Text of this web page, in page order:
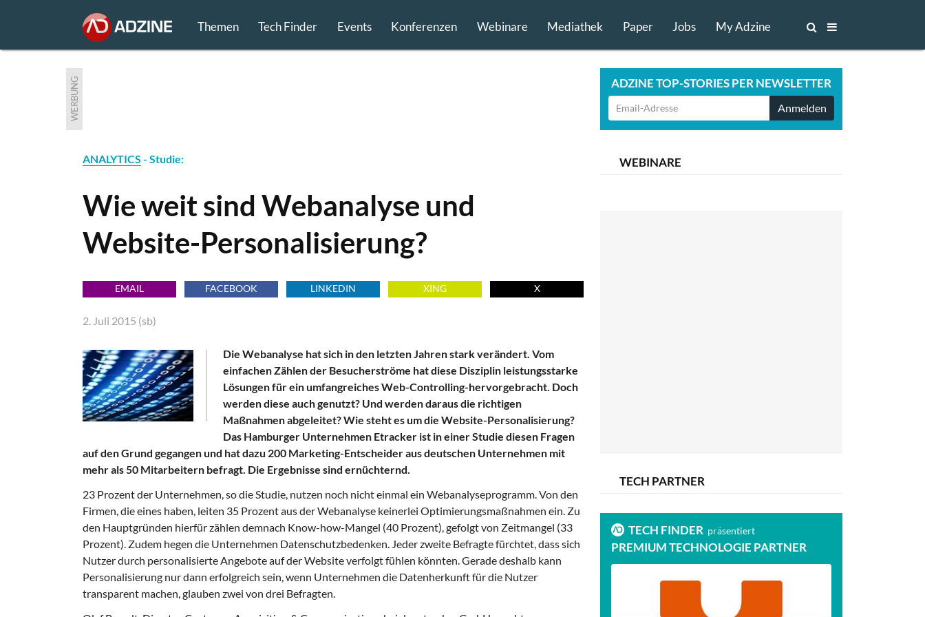
Themen Tech Finder Events Konferenzen Webinare Mediathek Paper Jobs My Adzine
WERBUNG ADZINE TOP-STORIES PER NEWSLETTER
Anmelden
ANALYTICS - Studie:
Wie weit sind Webanalyse und
Website-Personalisierung?
EMAIL FACEBOOK LINKEDIN XING X
2. Juli 2015 (sb)
Die Webanalyse hat sich in den letzten Jahren stark verändert. Vom
einfachen Zählen der Besucherströme hat diese Disziplin leistungsstarke
Lösungen für ein umfangreiches Web-Controlling-hervorgebracht. Doch
werden diese auch genutzt? Und werden daraus die richtigen
Maßnahmen abgeleitet? Wie steht es um die Website-Personalisierung?
Das Hamburger Unternehmen Etracker ist in einer Studie diesen Fragen
auf den Grund gegangen und hat dazu 200 Marketing-Entscheider aus deutschen Unternehmen mit
mehr als 50 Mitarbeitern befragt. Die Ergebnisse sind ernüchternd.
23 Prozent der Unternehmen, so die Studie, nutzen noch nicht einmal ein Webanalyseprogramm. Von den
Firmen, die eines haben, leiten 35 Prozent aus der Webanalyse keinerlei Optimierungsmaßnahmen ein. Zu
den Hauptgründen hierfür zählen demnach Know-how-Mangel (40 Prozent), gefolgt von Zeitmangel (33
Prozent). Zudem hegen die Unternehmen Datenschutzbedenken. Jeder zweite Befragte fürchtet, dass sich
Nutzer durch personalisierte Angebote auf der Website verfolgt fühlen könnten. Gerade deshalb kann
Personalisierung nur dann erfolgreich sein, wenn Unternehmen die Datenherkunft für die Nutzer
transparent machen, glauben zwei von drei Befragten.
WEBINARE
TECH PARTNER
TECH FINDER präsentiert
PREMIUM TECHNOLOGIE PARTNER